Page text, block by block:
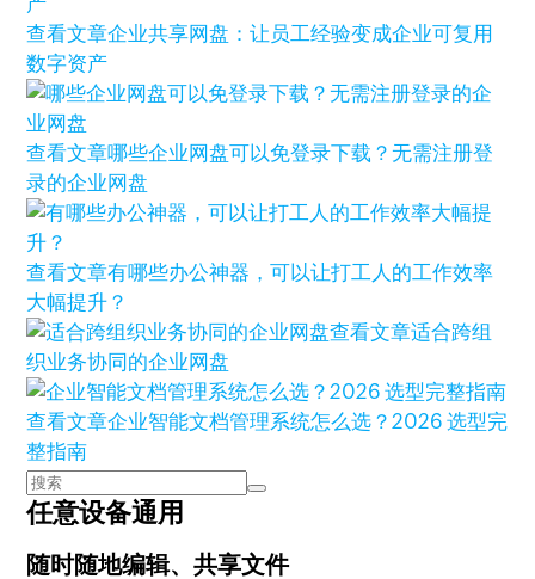
查看文章企业共享网盘：让员工经验变成企业可复用
数字资产
查看文章哪些企业网盘可以免登录下载？无需注册登
录的企业网盘
查看文章有哪些办公神器，可以让打工人的工作效率
大幅提升？
查看文章适合跨组
织业务协同的企业网盘
查看文章企业智能文档管理系统怎么选？2026 选型完
整指南
任意设备通用
随时随地编辑、共享文件